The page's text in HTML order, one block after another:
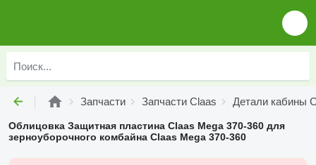
Запчасти Запчасти Claas Детали кабины
Облицовка Защитная пластина Claas Mega 370-360 для
зерноуборочного комбайна Claas Mega 370-360